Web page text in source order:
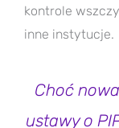
kontrole
inne instytucje.
Choć
ustawy o